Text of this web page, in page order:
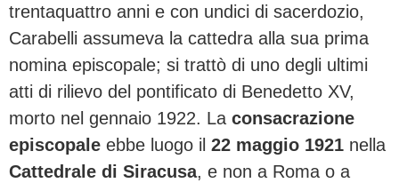
trentaquattro anni e con undici di sacerdozio,
Carabelli assumeva la cattedra alla sua prima
nomina episcopale; si trattò di uno degli ultimi
atti di rilievo del pontificato di Benedetto XV,
morto nel gennaio 1922. La consacrazione
episcopale ebbe luogo il 22 maggio 1921 nella
Cattedrale di Siracusa, e non a Roma o a